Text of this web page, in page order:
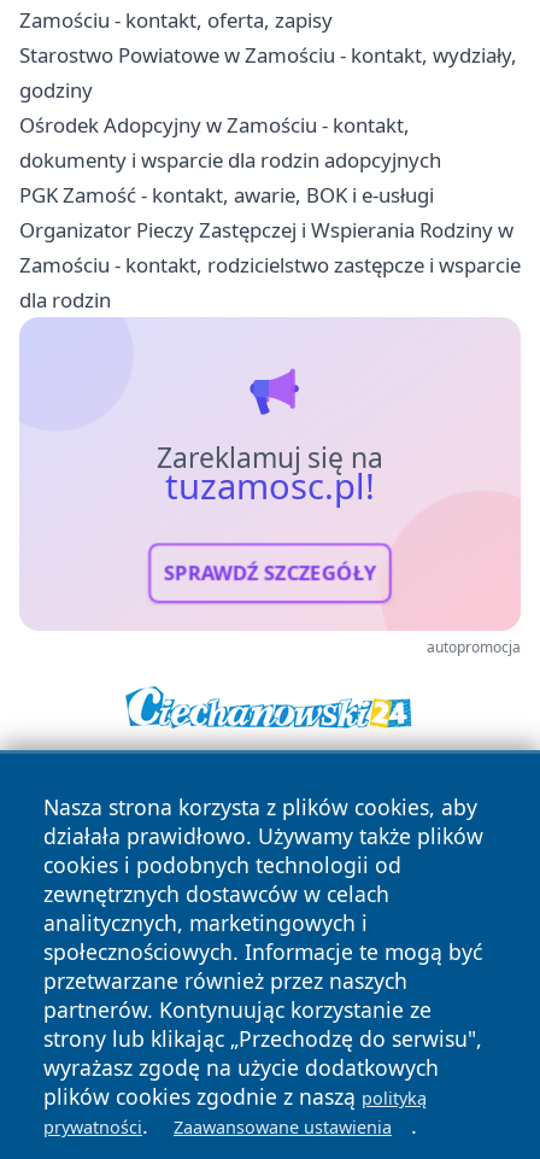
Zamościu - kontakt, oferta, zapisy
Starostwo Powiatowe w Zamościu - kontakt, wydziały,
godziny
Ośrodek Adopcyjny w Zamościu - kontakt,
dokumenty i wsparcie dla rodzin adopcyjnych
PGK Zamość - kontakt, awarie, BOK i e-usługi
Organizator Pieczy Zastępczej i Wspierania Rodziny w
Zamościu - kontakt, rodzicielstwo zastępcze i wsparcie
dla rodzin
Zareklamuj się na
tuzamosc.pl!
SPRAWDŹ SZCZEGÓŁY
autopromocja
Nasza strona korzysta z plików cookies, aby
działała prawidłowo. Używamy także plików
cookies i podobnych technologii od
zewnętrznych dostawców w celach
analitycznych, marketingowych i
społecznościowych. Informacje te mogą być
przetwarzane również przez naszych
partnerów. Kontynuując korzystanie ze
strony lub klikając „Przechodzę do serwisu",
wyrażasz zgodę na użycie dodatkowych
plików cookies zgodnie z naszą polityką
prywatności. Zaawansowane ustawienia .
Copyright © 2026 tuzamosc.pl Wszystkie prawa zastrzeżone.
News Autorzy
Polityka
Prywatności
Polityka
Cookies